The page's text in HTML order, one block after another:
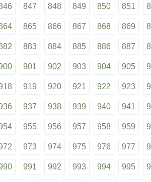
847 848 849 850 851
865 866 867 868 869
883 884 885 886 887
901 902 903 904 905
919 920 921 922 923
937 938 939 940 941
955 956 957 958 959
973 974 975 976 977
991 992 993 994 995